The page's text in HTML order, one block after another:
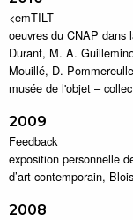
<emTILT
oeuvres du CNAP
Durant, M. A.
Mouillé, D.
musée de l'objet –
2009
Feedback
exposition personnelle
d’art contemporain, Blois
2008